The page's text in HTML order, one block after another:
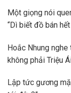
Một giọng nói
“Dì biết đồ bán
Hoắc Nhung
không phải Triệu
Lập tức gương